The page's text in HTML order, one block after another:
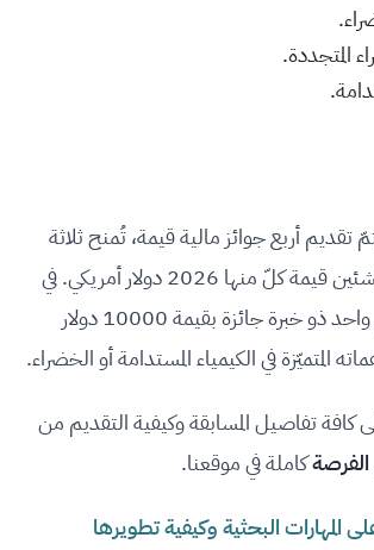
المتجددة.
تقديم أربع جوائز مالية قيمة، تُمنح ثلاثة
منها لكيميائيين ناشئين قيمة كلّ منها 2026 دولار أمريكي. في
حين يُمنح كيميائي واحد ذو خبرة جائزة بقيمة 10000 دولار
المتميّزة في الكيمياء المستدامة أو الخضراء.
تفاصيل المسابقة وكيفية التقديم من
الفرصةكاملة في موقعنا.
المهارات البحثية وكيفية تطويرها